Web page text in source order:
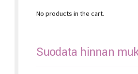
No products in the cart.
Suodata hinnan